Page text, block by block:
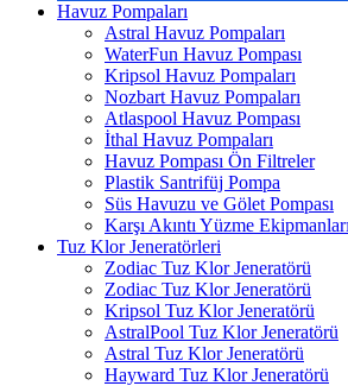
Havuz Pompaları
Astral Havuz Pompaları
WaterFun Havuz Pompası
Kripsol Havuz Pompaları
Nozbart Havuz Pompaları
Atlaspool Havuz Pompası
İthal Havuz Pompaları
Havuz Pompası Ön Filtreler
Plastik Santrifüj Pompa
Süs Havuzu ve Gölet Pompası
Karşı Akıntı Yüzme Ekipmanları
Tuz Klor Jeneratörleri
Zodiac Tuz Klor Jeneratörü
Zodiac Tuz Klor Jeneratörü
Kripsol Tuz Klor Jeneratörü
AstralPool Tuz Klor Jeneratörü
Astral Tuz Klor Jeneratörü
Hayward Tuz Klor Jeneratörü